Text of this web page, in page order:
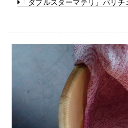
「ダブルスターマテリ」パ